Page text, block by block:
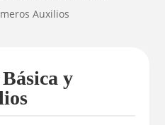
Auxilios
y